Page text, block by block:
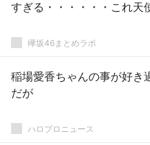
すぎる・・・・・・これ天
欅坂46まとめラボ
稲場愛香ちゃんの事が好き
だが
ハロプロニュース